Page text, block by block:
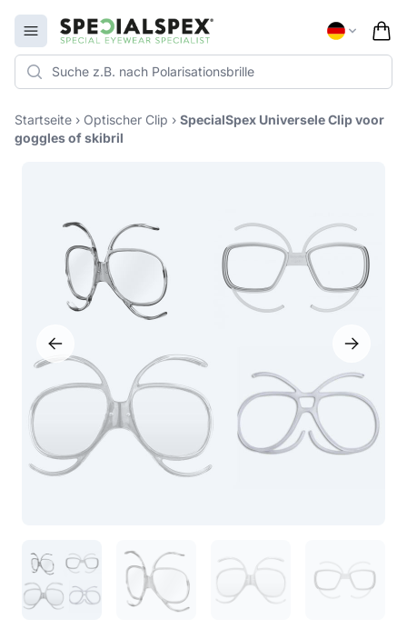
Open menu
Specialspex Logo
Startseite › Optischer Clip › SpecialSpex Universele Clip voor
goggles of skibril